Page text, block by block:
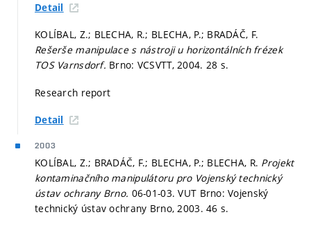
Detail
KOLÍBAL, Z.; BLECHA, R.; BLECHA, P.; BRADÁČ, F.
Rešerše manipulace s nástroji u horizontálních frézek
TOS Varnsdorf. Brno: VCSVTT, 2004. 28 s.
Research report
Detail
2003
KOLÍBAL, Z.; BRADÁČ, F.; BLECHA, P.; BLECHA, R. Projekt
kontaminačního manipulátoru pro Vojenský technický
ústav ochrany Brno. 06-01-03. VUT Brno: Vojenský
technický ústav ochrany Brno, 2003. 46 s.